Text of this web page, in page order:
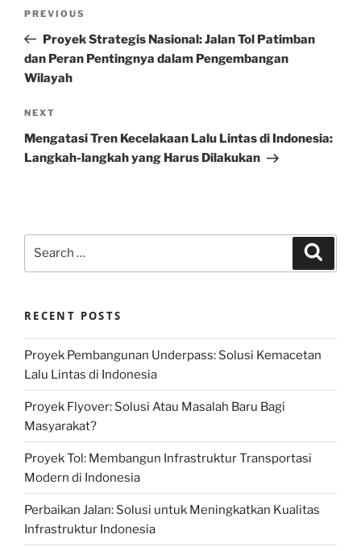
Previous
Post
PREVIOUS
Proyek Strategis Nasional: Jalan Tol Patimban
dan Peran Pentingnya dalam Pengembangan
Wilayah
Next
Post
NEXT
Mengatasi Tren Kecelakaan Lalu Lintas di Indonesia:
Langkah-langkah yang Harus Dilakukan
RECENT POSTS
Proyek Pembangunan Underpass: Solusi Kemacetan
Lalu Lintas di Indonesia
Proyek Flyover: Solusi Atau Masalah Baru Bagi
Masyarakat?
Proyek Tol: Membangun Infrastruktur Transportasi
Modern di Indonesia
Perbaikan Jalan: Solusi untuk Meningkatkan Kualitas
Infrastruktur Indonesia